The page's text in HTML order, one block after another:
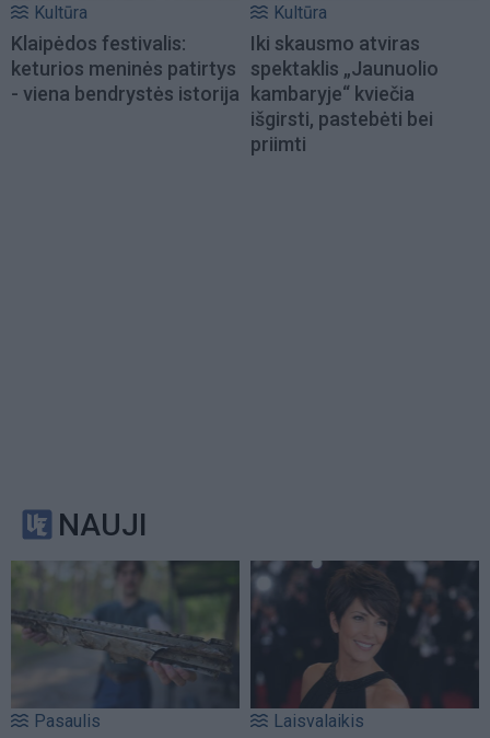
Kultūra
Klaipėdos festivalis:
keturios meninės patirtys
- viena bendrystės istorija
Kultūra
Iki skausmo atviras
spektaklis „Jaunuolio
kambaryje“ kviečia
išgirsti, pastebėti bei
priimti
NAUJI
Pasaulis Laisvalaikis